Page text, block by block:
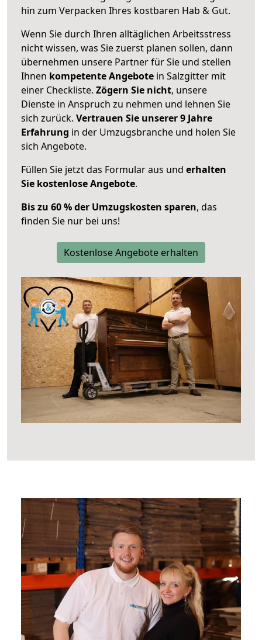
hin zum Verpacken Ihres kostbaren Hab & Gut.
Wenn Sie durch Ihren alltäglichen Arbeitsstress
nicht wissen, was Sie zuerst planen sollen, dann
übernehmen unsere Partner für Sie und stellen
Ihnen kompetente Angebote in Salzgitter mit
einer Checkliste. Zögern Sie nicht, unsere
Dienste in Anspruch zu nehmen und lehnen Sie
sich zurück. Vertrauen Sie unserer 9 Jahre
Erfahrung in der Umzugsbranche und holen Sie
sich Angebote.
Füllen Sie jetzt das Formular aus und erhalten
Sie kostenlose Angebote.
Bis zu 60 % der Umzugskosten sparen, das
finden Sie nur bei uns!
Kostenlose Angebote erhalten